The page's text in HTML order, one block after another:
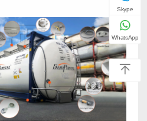
Skype
WhatsApp